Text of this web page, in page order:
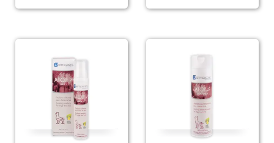
de
desde